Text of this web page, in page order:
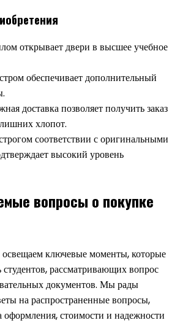
открывает двери в высшее учебное
обеспечивает дополнительный
доставка позволяет получить заказ
хлопот.
соответствии с оригинальными
высокий уровень
вопросы о покупке
ключевые моменты, которые
студентов, рассматривающих вопрос
документов. Мы рады
на распространенные вопросы,
оформления, стоимости и надежности